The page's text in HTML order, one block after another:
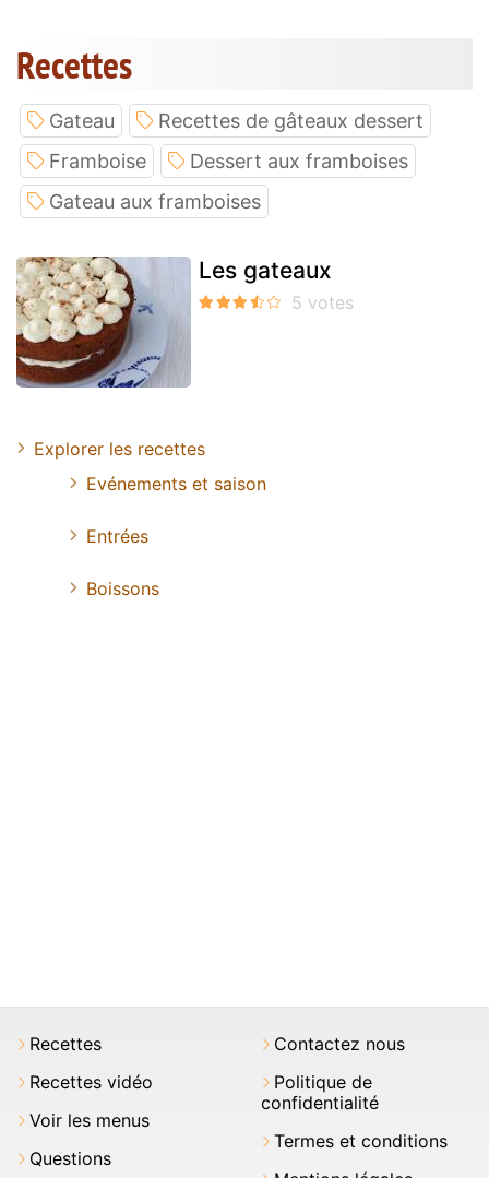
Recettes
Gateau
Recettes de gâteaux dessert
Framboise
Dessert aux framboises
Gateau aux framboises
Les gateaux
Explorer les recettes
Evénements et saison
Entrées
Boissons
Recettes
Recettes vidéo
Voir les menus
Questions
Contactez nous
Politique de
confidentialité
Termes et conditions